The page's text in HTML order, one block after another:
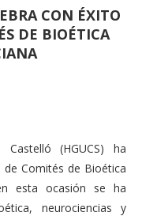
CON ÉXITO
DE BIOÉTICA
(HGUCS) ha
Comités de Bioética
esta ocasión se ha
neurociencias y